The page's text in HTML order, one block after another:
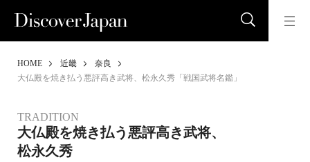
HOME 近畿
奈良
大仏殿を焼き払う悪評高き武将、松永久秀「戦国武将名鑑」
TRADITION
大仏殿を焼き払う悪評高き武将、
松永久秀